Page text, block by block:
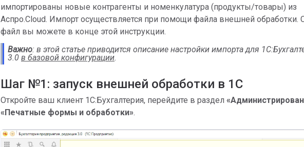
импортированы новые контрагенты и номенкулатура (продукты/товары) из
Аспро.Cloud. Импорт осуществляется при помощи файла внешней обработки.
файл вы можете в конце этой инструкции.
Важно: в этой статье приводится описание настройки импорта для
3.0 в базовой конфигурации.
Шаг №1: запуск внешней обработки в 1С
Откройте ваш клиент 1С:Бухгалтерия, перейдите в раздел
«Печатные формы и обработки».